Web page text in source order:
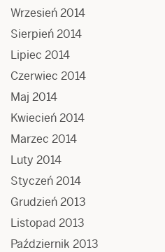
Wrzesień 2014
Sierpień 2014
Lipiec 2014
Czerwiec 2014
Maj 2014
Kwiecień 2014
Marzec 2014
Luty 2014
Styczeń 2014
Grudzień 2013
Listopad 2013
Październik 2013